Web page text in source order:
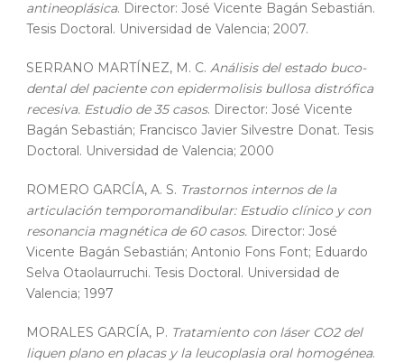
antineoplásica. Director: José Vicente Bagán Sebastián.
Tesis Doctoral. Universidad de Valencia; 2007.
SERRANO MARTÍNEZ, M. C. Análisis del estado buco-
dental del paciente con epidermolisis bullosa distrófica
recesiva. Estudio de 35 casos. Director: José Vicente
Bagán Sebastián; Francisco Javier Silvestre Donat. Tesis
Doctoral. Universidad de Valencia; 2000
ROMERO GARCÍA, A. S. Trastornos internos de la
articulación temporomandibular: Estudio clínico y con
resonancia magnética de 60 casos. Director: José
Vicente Bagán Sebastián; Antonio Fons Font; Eduardo
Selva Otaolaurruchi. Tesis Doctoral. Universidad de
Valencia; 1997
MORALES GARCÍA, P. Tratamiento con láser CO2 del
liquen plano en placas y la leucoplasia oral homogénea.